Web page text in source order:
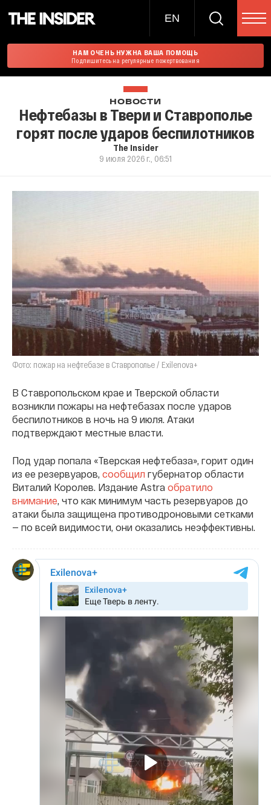
EN
НАМ ОЧЕНЬ НУЖНА ВАША ПОМОЩЬ
Подпишитесь на регулярные пожертвования
НОВОСТИ
Нефтебазы в Твери и Ставрополье
горят после ударов беспилотников
The Insider
9 июля 2026 г., 06:51
Фото: пожар на нефтебазе в Ставрополье / Exilenova+
В Ставропольском крае и Тверской области
возникли пожары на нефтебазах после ударов
беспилотников в ночь на 9 июля. Атаки
подтверждают местные власти.
Под удар попала «Тверская нефтебаза», горит один
из ее резервуаров, сообщил губернатор области
Виталий Королев. Издание Astra обратило
внимание, что как минимум часть резервуаров до
атаки была защищена противодроновыми сетками
— по всей видимости, они оказались неэффективны.